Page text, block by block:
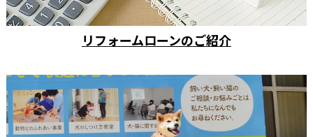
リフォームローンのご紹介